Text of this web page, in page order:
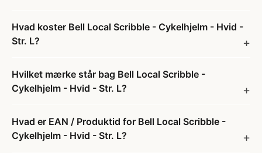
Hvad koster Bell Local Scribble - Cykelhjelm - Hvid -
Str. L?
Hvilket mærke står bag Bell Local Scribble -
Cykelhjelm - Hvid - Str. L?
Hvad er EAN / Produktid for Bell Local Scribble -
Cykelhjelm - Hvid - Str. L?